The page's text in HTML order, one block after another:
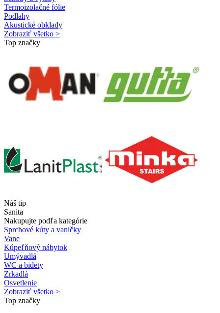
Termoizolačné fólie
Podlahy
Akustické obklady
Zobraziť všetko >
Top značky
Náš tip
Sanita
Nakupujte podľa kategórie
Sprchové kúty a vaničky
Vane
Kúpeľňový nábytok
Umývadlá
WC a bidety
Zrkadlá
Osvetlenie
Zobraziť všetko >
Top značky